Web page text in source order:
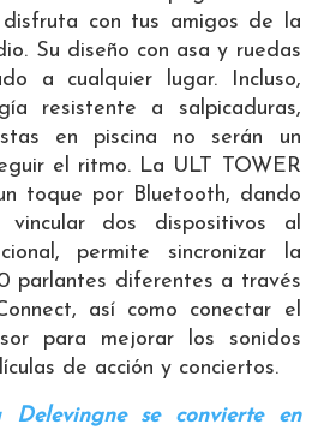
con tus amigos de la
Su diseño con asa y ruedas
a cualquier lugar. Incluso,
resistente a salpicaduras,
en piscina no serán un
el ritmo. La ULT TOWER
toque por Bluetooth, dando
dos dispositivos al
permite sincronizar la
parlantes diferentes a través
así como conectar el
para mejorar los sonidos
de acción y conciertos.
Delevingne se convierte en